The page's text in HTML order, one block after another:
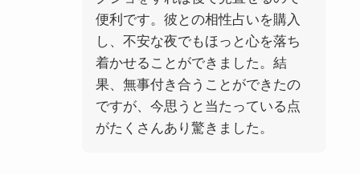
便利です。彼との相性占いを購入
し、不安な夜でもほっと心を落ち
着かせることができました。結
果、無事付き合うことができたの
ですが、今思うと当たっている点
がたくさんあり驚きました。